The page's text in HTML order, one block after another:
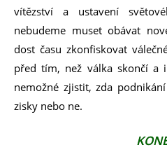
vítězství a ustavení
nebudeme muset obávat
dost času zkonfiskovat
před tím, než válka skončí a
nemožné zjistit, zda
zisky nebo ne.